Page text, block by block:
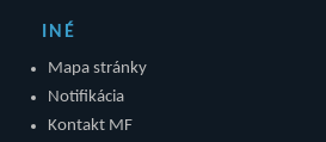
INÉ
Mapa stránky
Notifikácia
Kontakt MF